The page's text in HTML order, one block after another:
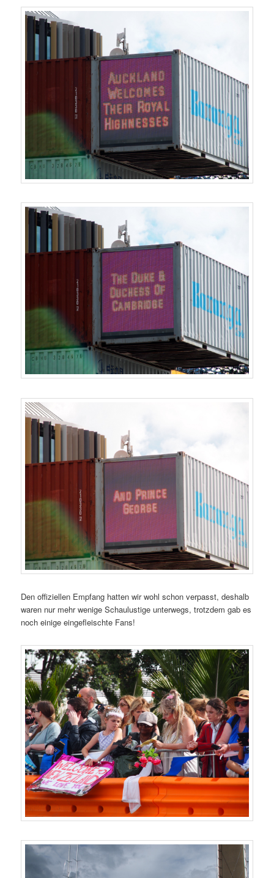
Den offiziellen Empfang hatten wir wohl schon verpasst, deshalb
waren nur mehr wenige Schaulustige unterwegs, trotzdem gab es
noch einige eingefleischte Fans!